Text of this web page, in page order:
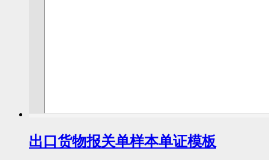
出口货物报关单样本单证模板